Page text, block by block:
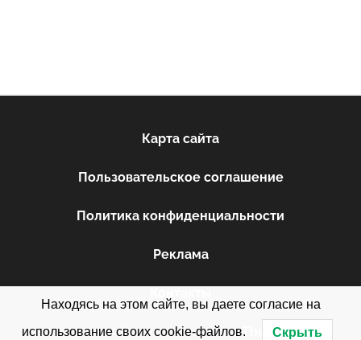
Карта сайта
Пользовательское соглашение
Политика конфиденциальности
Реклама
WordPress Theme: Donovan byThemeZee.
Находясь на этом сайте, вы даете согласие на
использование своих cookie-файлов. Скрыть